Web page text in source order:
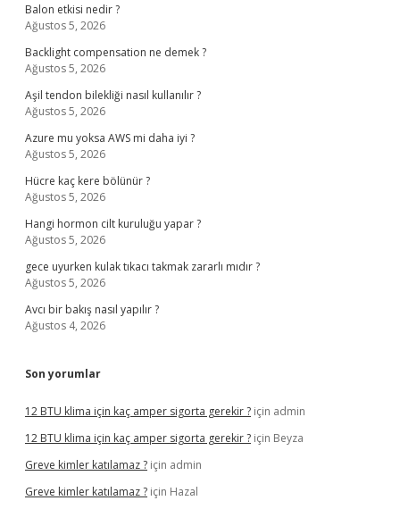
Balon etkisi nedir ?
Ağustos 5, 2026
Backlight compensation ne demek ?
Ağustos 5, 2026
Aşil tendon bilekliği nasıl kullanılır ?
Ağustos 5, 2026
Azure mu yoksa AWS mi daha iyi ?
Ağustos 5, 2026
Hücre kaç kere bölünür ?
Ağustos 5, 2026
Hangi hormon cilt kuruluğu yapar ?
Ağustos 5, 2026
gece uyurken kulak tıkacı takmak zararlı mıdır ?
Ağustos 5, 2026
Avcı bir bakış nasıl yapılır ?
Ağustos 4, 2026
Son yorumlar
12 BTU klima için kaç amper sigorta gerekir ? için admin
12 BTU klima için kaç amper sigorta gerekir ? için Beyza
Greve kimler katılamaz ? için admin
Greve kimler katılamaz ? için Hazal